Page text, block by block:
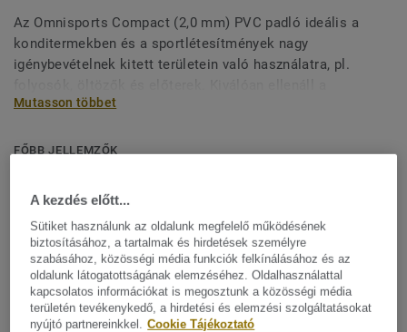
Az Omnisports Compact (2,0 mm) PVC padló ideális a
konditermekben és a sportlétesítmények nagy
igénybevételnek kitett területein való használatra, pl.
benyomódásnak és a kopásnak, és megkönnyíti a gördülő
felületvédelemmel van lekezelve a rendkívüli tartósság és
Mutasson többet
FŐBB JELLEMZŐK
Kiváló ellenállás a benyomódásnyomokkal szemben:
0,10 mm
Optimális folt- és karcállóság: 0,80 mm vastag
megerősített vinyl koptatóréteg
Megkönnyíti a gördülő terhek mozgatását
A kezdés előtt...
Sütiket használunk az oldalunk megfelelő működésének
biztosításához, a tartalmak és hirdetések személyre
szabásához, közösségi média funkciók felkínálásához és az
oldalunk látogatottságának elemzéséhez. Oldalhasználattal
kapcsolatos információkat is megosztunk a közösségi média
területén tevékenykedő, a hirdetési és elemzési szolgáltatásokat
nyújtó partnereinkkel. Cookie Tájékoztató